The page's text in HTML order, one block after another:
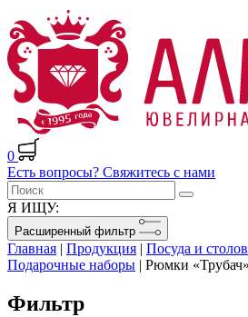
0
Есть вопросы? Свяжитесь с нами
Я ИЩУ:
Расширенный фильтр
Главная | Продукция | Посуда и
Подарочные наборы | Рюмки «Трубач»
Фильтр